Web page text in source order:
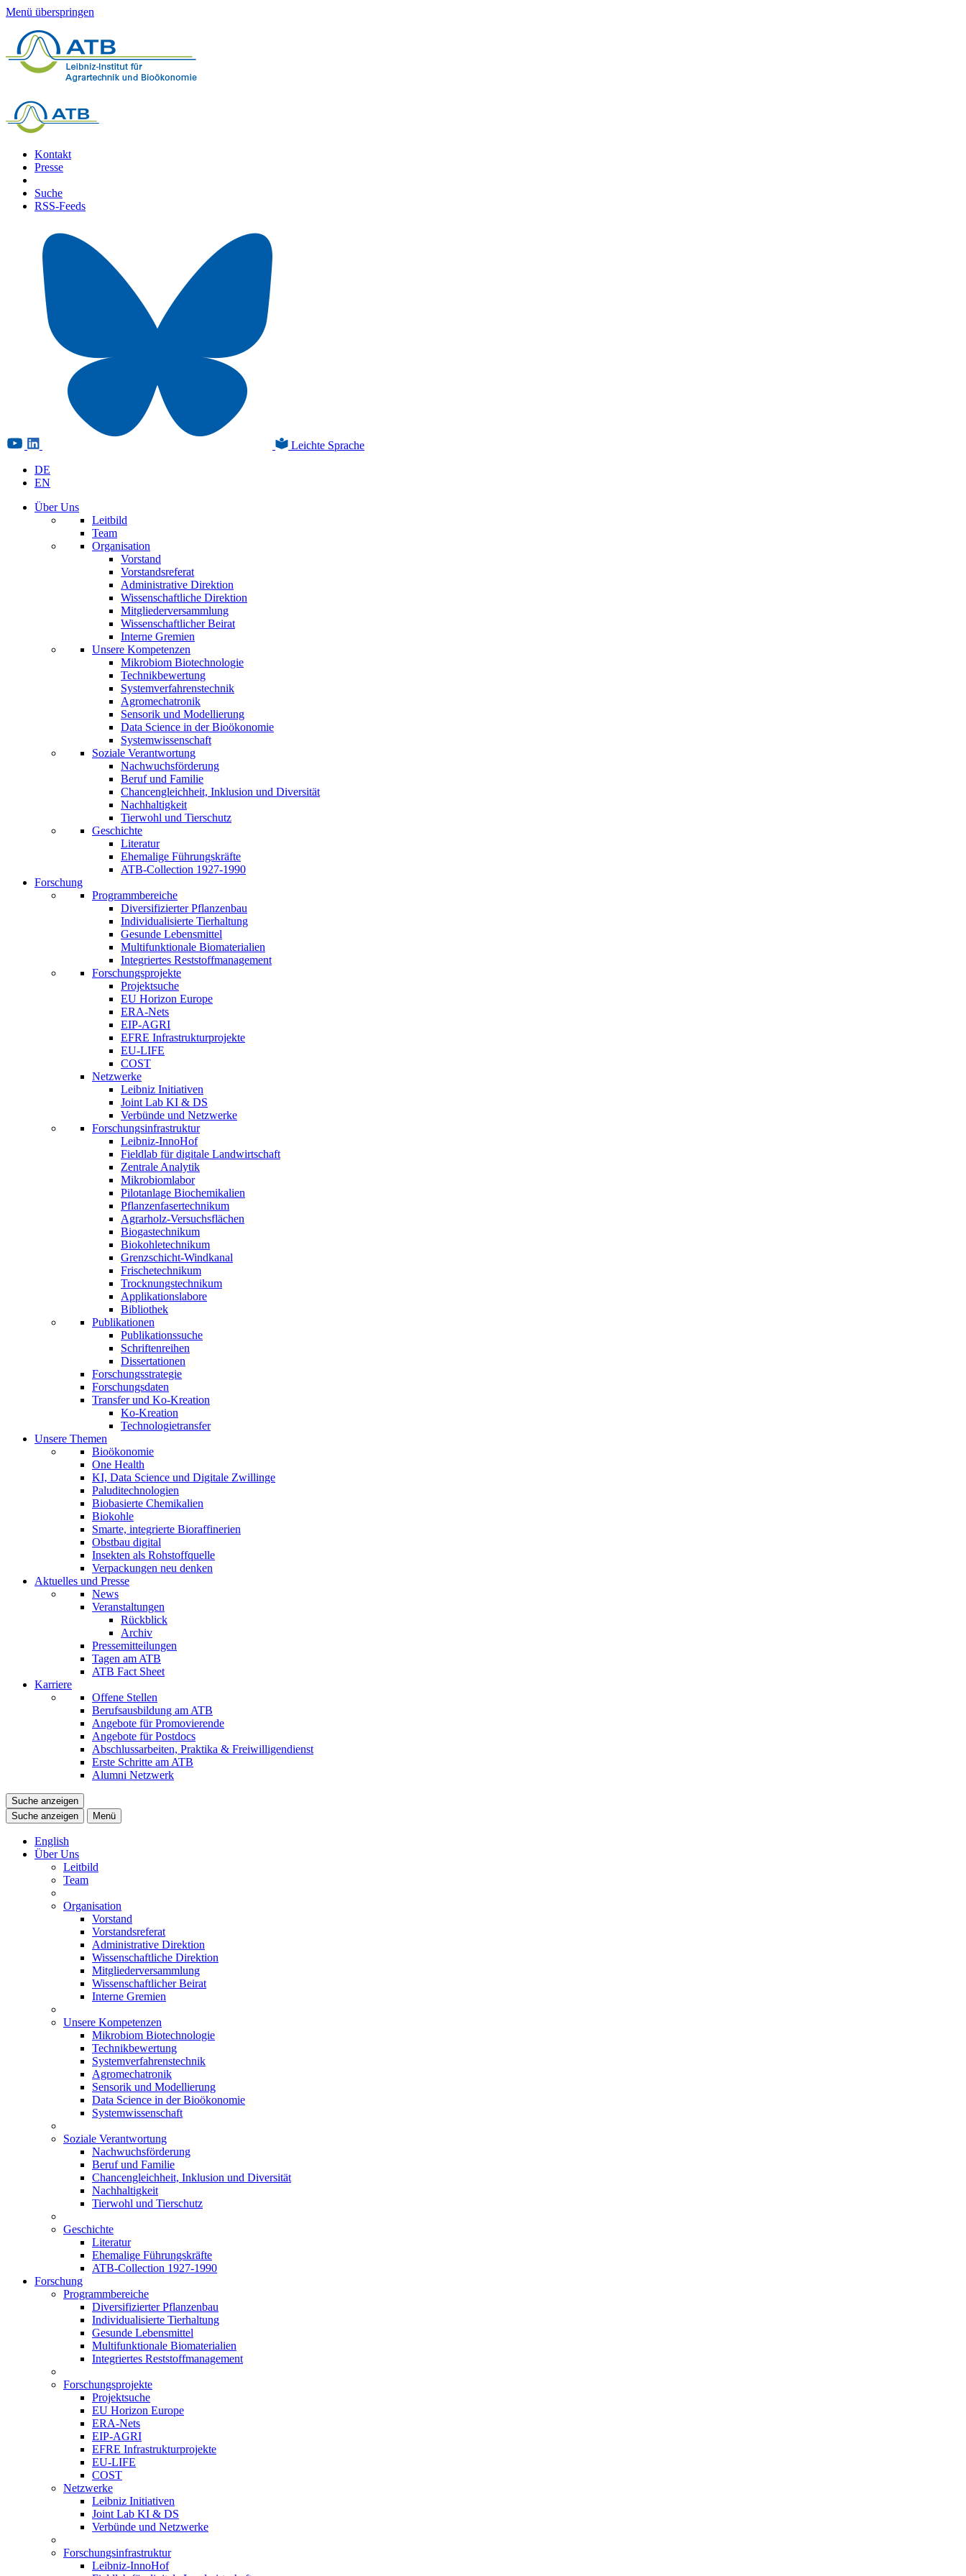
Menü überspringen
Kontakt
Presse
Suche
RSS-Feeds
Leichte Sprache
DE
EN
Über Uns
Leitbild
Team
Organisation
Vorstand
Vorstandsreferat
Administrative Direktion
Wissenschaftliche Direktion
Mitgliederversammlung
Wissenschaftlicher Beirat
Interne Gremien
Unsere Kompetenzen
Mikrobiom Biotechnologie
Technikbewertung
Systemverfahrenstechnik
Agromechatronik
Sensorik und Modellierung
Data Science in der Bioökonomie
Systemwissenschaft
Soziale Verantwortung
Nachwuchsförderung
Beruf und Familie
Chancengleichheit, Inklusion und Diversität
Nachhaltigkeit
Tierwohl und Tierschutz
Geschichte
Literatur
Ehemalige Führungskräfte
ATB-Collection 1927-1990
Forschung
Programmbereiche
Diversifizierter Pflanzenbau
Individualisierte Tierhaltung
Gesunde Lebensmittel
Multifunktionale Biomaterialien
Integriertes Reststoffmanagement
Forschungsprojekte
Projektsuche
EU Horizon Europe
ERA-Nets
EIP-AGRI
EFRE Infrastrukturprojekte
EU-LIFE
COST
Netzwerke
Leibniz Initiativen
Joint Lab KI & DS
Verbünde und Netzwerke
Forschungsinfrastruktur
Leibniz-InnoHof
Fieldlab für digitale Landwirtschaft
Zentrale Analytik
Mikrobiomlabor
Pilotanlage Biochemikalien
Pflanzenfasertechnikum
Agrarholz-Versuchsflächen
Biogastechnikum
Biokohletechnikum
Grenzschicht-Windkanal
Frischetechnikum
Trocknungstechnikum
Applikationslabore
Bibliothek
Publikationen
Publikationssuche
Schriftenreihen
Dissertationen
Forschungsstrategie
Forschungsdaten
Transfer und Ko-Kreation
Ko-Kreation
Technologietransfer
Unsere Themen
Bioökonomie
One Health
KI, Data Science und Digitale Zwillinge
Paluditechnologien
Biobasierte Chemikalien
Biokohle
Smarte, integrierte Bioraffinerien
Obstbau digital
Insekten als Rohstoffquelle
Verpackungen neu denken
Aktuelles und Presse
News
Veranstaltungen
Rückblick
Archiv
Pressemitteilungen
Tagen am ATB
ATB Fact Sheet
Karriere
Offene Stellen
Berufsausbildung am ATB
Angebote für Promovierende
Angebote für Postdocs
Abschlussarbeiten, Praktika & Freiwilligendienst
Erste Schritte am ATB
Alumni Netzwerk
Suche anzeigen
Suche anzeigen
Menü
English
Über Uns
Leitbild
Team
Organisation
Vorstand
Vorstandsreferat
Administrative Direktion
Wissenschaftliche Direktion
Mitgliederversammlung
Wissenschaftlicher Beirat
Interne Gremien
Unsere Kompetenzen
Mikrobiom Biotechnologie
Technikbewertung
Systemverfahrenstechnik
Agromechatronik
Sensorik und Modellierung
Data Science in der Bioökonomie
Systemwissenschaft
Soziale Verantwortung
Nachwuchsförderung
Beruf und Familie
Chancengleichheit, Inklusion und Diversität
Nachhaltigkeit
Tierwohl und Tierschutz
Geschichte
Literatur
Ehemalige Führungskräfte
ATB-Collection 1927-1990
Forschung
Programmbereiche
Diversifizierter Pflanzenbau
Individualisierte Tierhaltung
Gesunde Lebensmittel
Multifunktionale Biomaterialien
Integriertes Reststoffmanagement
Forschungsprojekte
Projektsuche
EU Horizon Europe
ERA-Nets
EIP-AGRI
EFRE Infrastrukturprojekte
EU-LIFE
COST
Netzwerke
Leibniz Initiativen
Joint Lab KI & DS
Verbünde und Netzwerke
Forschungsinfrastruktur
Leibniz-InnoHof